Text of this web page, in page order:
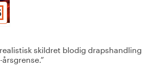
skildret blodig drapshandling